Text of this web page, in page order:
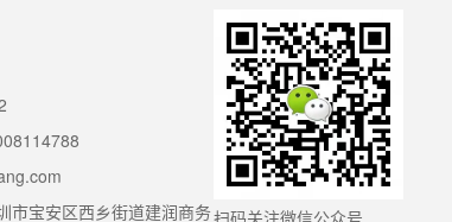
市宝安区西乡街道建润商务